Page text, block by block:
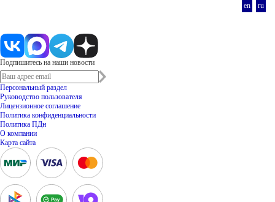
en
ru
Подпишитесь на наши новости
Персональный раздел
Руководство пользователя
Лицензионное соглашение
Политика конфиденциальности
Политика ПДн
О компании
Карта сайта